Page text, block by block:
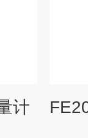
计